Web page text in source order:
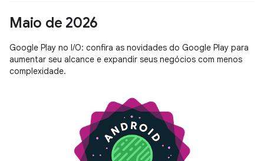
Maio de 2026
Google Play no I/O: confira as novidades do Google Play para
aumentar seu alcance e expandir seus negócios com menos
complexidade.